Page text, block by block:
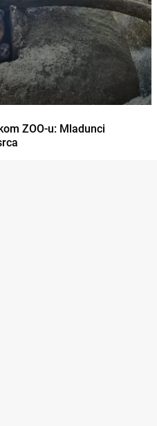
ZOO-u: Mladunci